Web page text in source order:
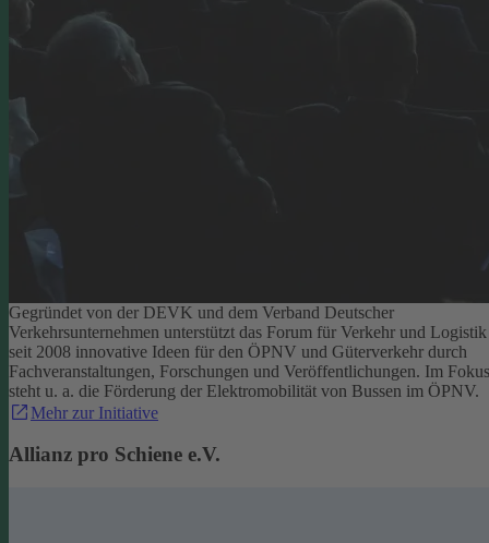
Gegründet von der DEVK und dem Verband Deutscher
Verkehrsunternehmen unterstützt das Forum für Verkehr und Logistik
seit 2008 innovative Ideen für den ÖPNV und Güterverkehr durch
Fachveranstaltungen, Forschungen und Veröffentlichungen. Im Fokus
steht u. a. die Förderung der Elektromobilität von Bussen im ÖPNV.
Mehr zur Initiative
Allianz pro Schiene e.V.